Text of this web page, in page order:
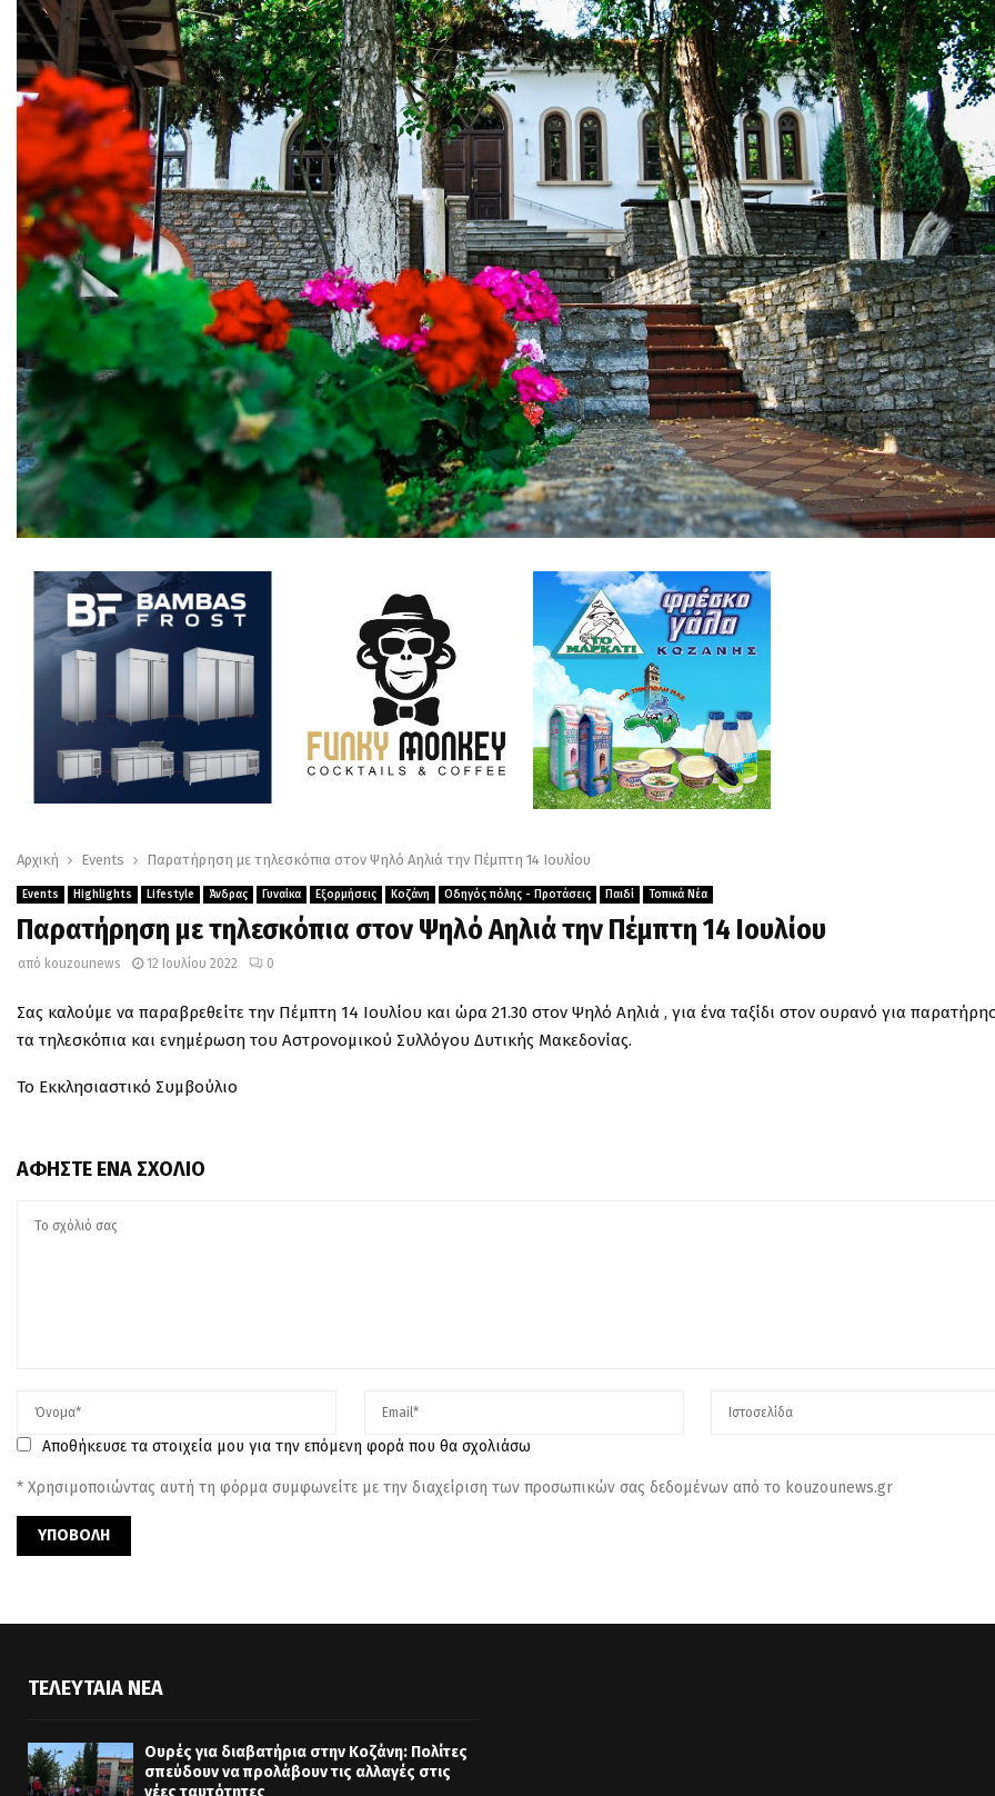
Αρχική Events Παρατήρηση με τηλεσκόπια στον Ψηλό Αηλιά την Πέμπτη 14 Ιουλίου
Events Highlights Lifestyle Άνδρας Γυναίκα Εξορμήσεις Κοζάνη Οδηγός πόλης - Προτάσεις Παιδί Τοπικά Νέα
Παρατήρηση με τηλεσκόπια στον Ψηλό Αηλιά την Πέμπτη 14 Ιουλίου
από kouzounews 12 Ιουλίου 2022 0
Σας καλούμε να παραβρεθείτε την Πέμπτη 14 Ιουλίου και ώρα 21.30 στον Ψηλό Αηλιά , για ένα ταξίδι στον ουρανό για
τα τηλεσκόπια και ενημέρωση του Αστρονομικού Συλλόγου Δυτικής Μακεδονίας.
Το Εκκλησιαστικό Συμβούλιο
ΑΦΉΣΤΕ ΈΝΑ ΣΧΌΛΙΟ
Αποθήκευσε τα στοιχεία μου για την επόμενη φορά που θα σχολιάσω
* Χρησιμοποιώντας αυτή τη φόρμα συμφωνείτε με την διαχείριση των προσωπικών σας δεδομένων από το kouzounews.gr
ΤΕΛΕΥΤΑΊΑ ΝΈΑ
Ουρές για διαβατήρια στην Κοζάνη: Πολίτες
σπεύδουν να προλάβουν τις αλλαγές στις
νέες ταυτότητες